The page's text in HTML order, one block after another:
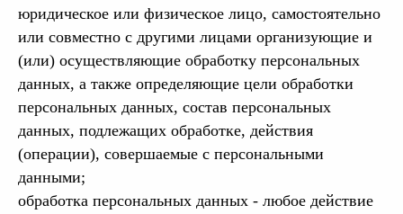
юридическое или физическое лицо, самостоятельно
или совместно с другими лицами организующие и
(или) осуществляющие обработку персональных
данных, а также определяющие цели обработки
персональных данных, состав персональных
данных, подлежащих обработке, действия
(операции), совершаемые с персональными
данными;
обработка персональных данных - любое действие